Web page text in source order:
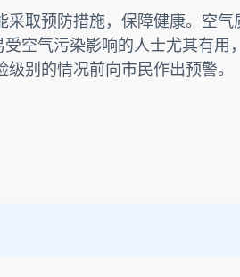
取预防措施，保障健康。空气
空气污染影响的人士尤其有用
别的情况前向市民作出预警。